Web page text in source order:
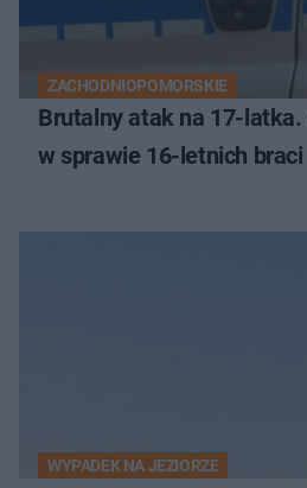
ZACHODNIOPOMORSKIE
Brutalny atak na 17-latka.
w sprawie 16-letnich braci
WYPADEK NA JEZIORZE